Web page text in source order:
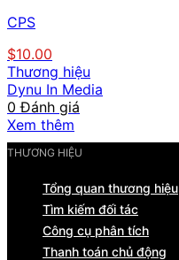
CPS
$10.00
Thương hiệu
Dynu In Media
0 Đánh giá
Xem thêm
THƯƠNG HIỆU
Tổng quan thương hiệu
Tìm kiếm đối tác
Công cụ phân tích
Thanh toán chủ động